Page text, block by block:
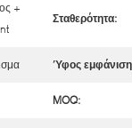
+
Σταθερότητα:
Ύφος
MOQ: